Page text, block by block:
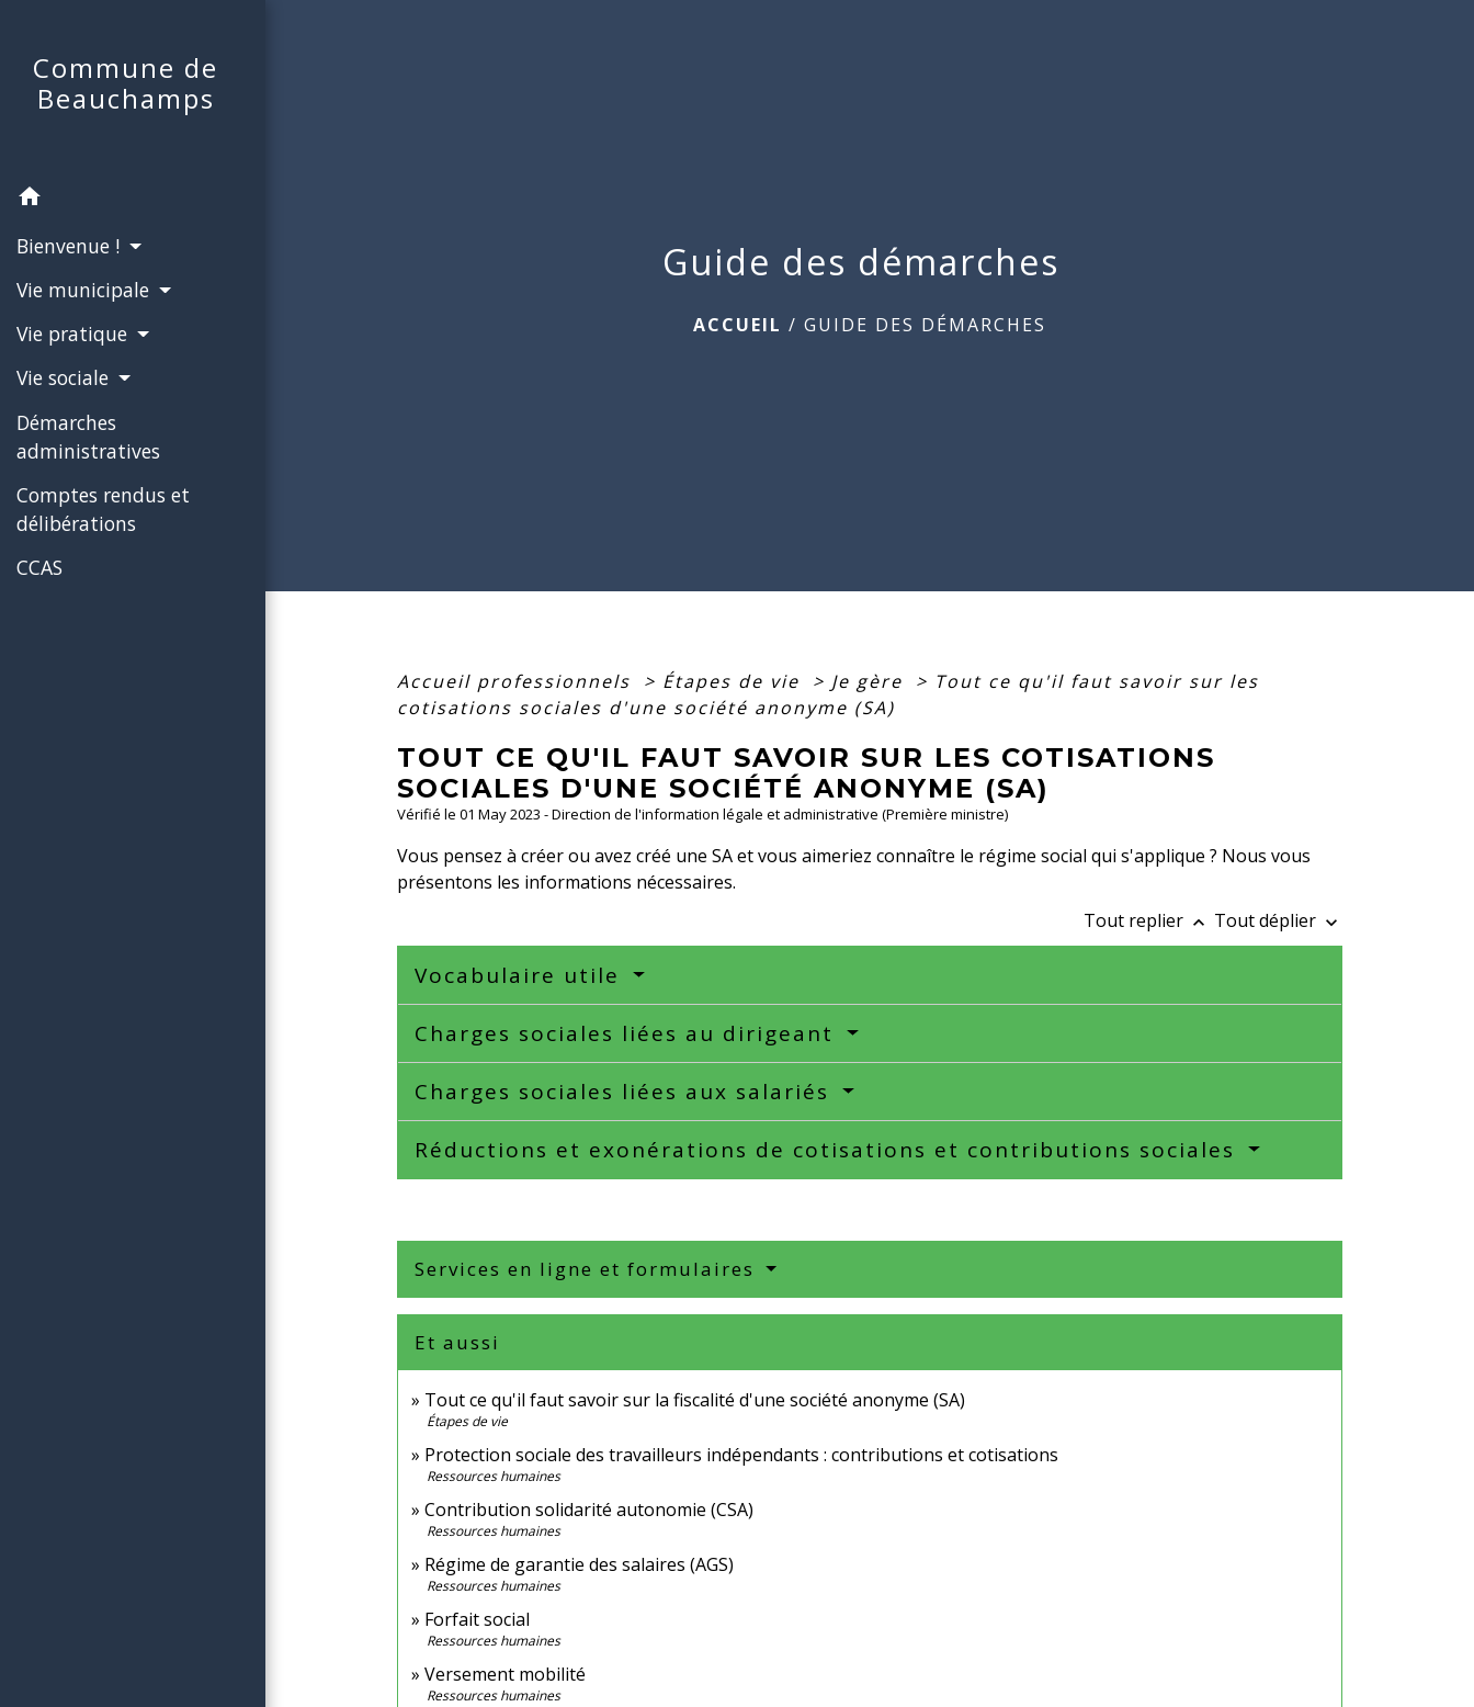
Commune de
Beauchamps
home
Bienvenue !
Vie municipale
Vie pratique
Vie sociale
Démarches
administratives
Comptes rendus et
délibérations
CCAS
Guide des démarches
ACCUEIL / GUIDE DES DÉMARCHES
Accueil professionnels > Étapes de vie > Je gère > Tout ce qu'il faut savoir sur les
cotisations sociales d'une société anonyme (SA)
TOUT CE QU'IL FAUT SAVOIR SUR LES COTISATIONS
SOCIALES D'UNE SOCIÉTÉ ANONYME (SA)
Vérifié le 01 May 2023 - Direction de l'information légale et administrative (Première ministre)
Vous pensez à créer ou avez créé une SA et vous aimeriez connaître le régime social qui s'applique ? Nous vous
présentons les informations nécessaires.
Tout replier keyboard_arrow_up Tout déplier keyboard_arrow_down
Vocabulaire utile
Charges sociales liées au dirigeant
Charges sociales liées aux salariés
Réductions et exonérations de cotisations et contributions sociales
Services en ligne et formulaires
Et aussi
Tout ce qu'il faut savoir sur la fiscalité d'une société anonyme (SA)
Étapes de vie
Protection sociale des travailleurs indépendants : contributions et cotisations
Ressources humaines
Contribution solidarité autonomie (CSA)
Ressources humaines
Régime de garantie des salaires (AGS)
Ressources humaines
Forfait social
Ressources humaines
Versement mobilité
Ressources humaines